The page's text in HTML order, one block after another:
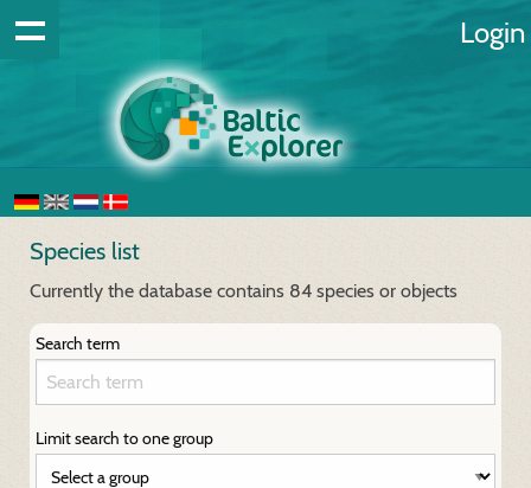
Login
Species list
Currently the database contains 84 species or objects
Search term
Limit search to one group